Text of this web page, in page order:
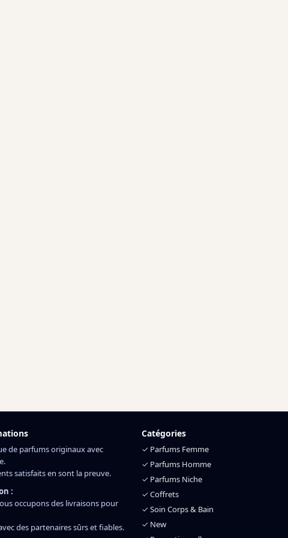
de parfums originaux avec
satisfaits en sont la preuve.
:
occupons des livraisons pour
des partenaires sûrs et fiables.
Catégories
✓ Parfums Femme
✓ Parfums Homme
✓ Parfums Niche
✓ Coffrets
✓ Soin Corps & Bain
✓ New